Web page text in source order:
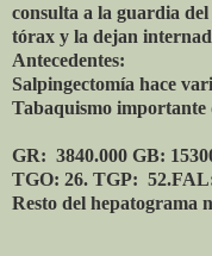
consulta a la guardia
tórax y la dejan
Antecedentes:
Salpingectomía hace
Tabaquismo importante
GR: 3840.000 GB:
TGO: 26. TGP:
Resto del hepatograma